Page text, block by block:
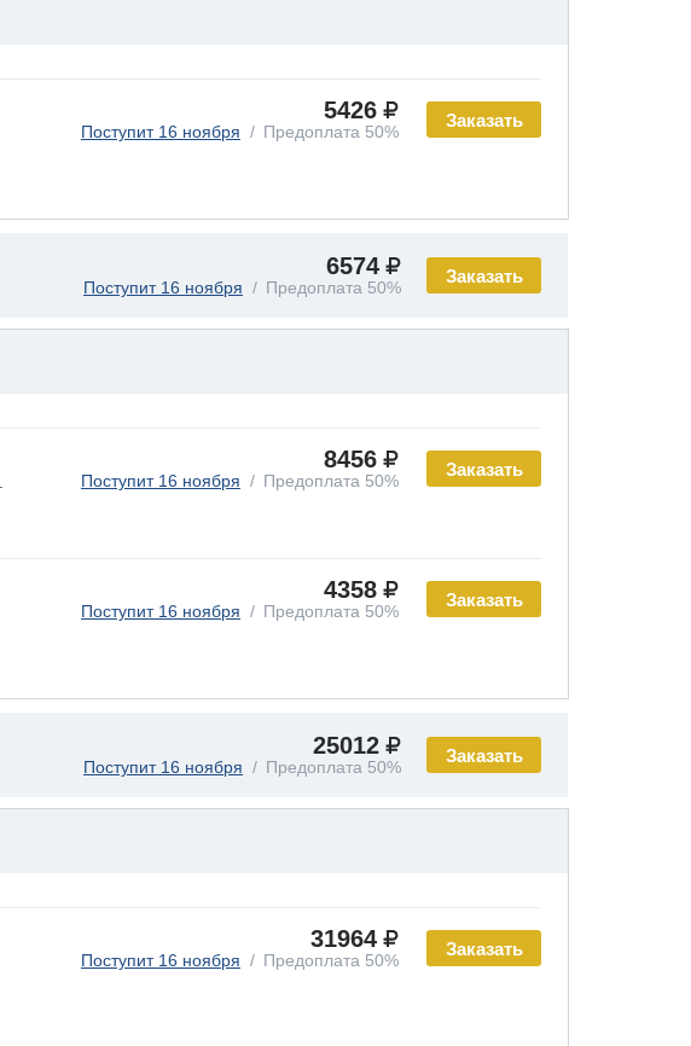
Заказать
5426
Поступит 16 ноября Предоплата 50%
Заказать
6574
Поступит 16 ноября Предоплата 50%
Заказать
8456
Поступит 16 ноября Предоплата 50%
Заказать
4358
Поступит 16 ноября Предоплата 50%
Заказать
25012
Поступит 16 ноября Предоплата 50%
Заказать
31964
Поступит 16 ноября Предоплата 50%